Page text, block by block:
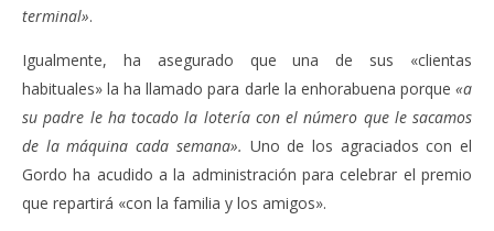
El Gordo del Niño muy repartido y cae también en
una administración de Torrejón de Ardoz.
enero
9,
2020
Admin
de
terminal».
Igualmente, ha asegurado que una de sus «clientas
habituales» la ha llamado para darle la enhorabuena porque «a
su padre le ha tocado la lotería con el número que le sacamos
de la máquina cada semana». Uno de los agraciados con el
Gordo ha acudido a la administración para celebrar el premio
que repartirá «con la familia y los amigos».